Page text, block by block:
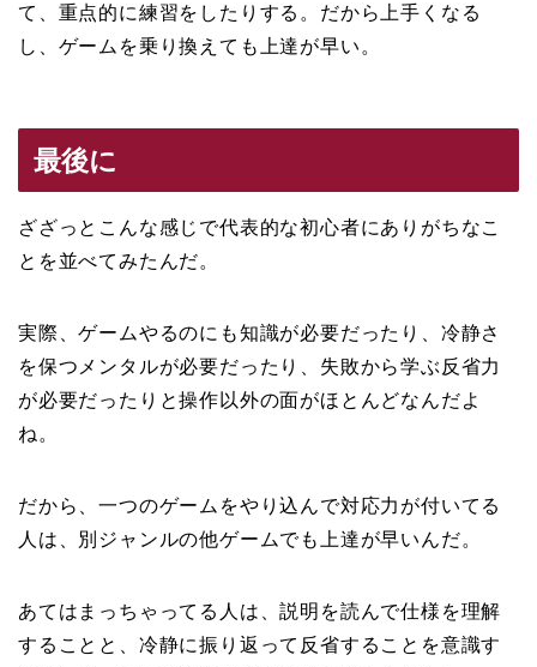
て、重点的に練習をしたりする。だから上手くなる
し、ゲームを乗り換えても上達が早い。
最後に
ざざっとこんな感じで代表的な初心者にありがちなこ
とを並べてみたんだ。
実際、ゲームやるのにも知識が必要だったり、冷静さ
を保つメンタルが必要だったり、失敗から学ぶ反省力
が必要だったりと操作以外の面がほとんどなんだよ
ね。
だから、一つのゲームをやり込んで対応力が付いてる
人は、別ジャンルの他ゲームでも上達が早いんだ。
あてはまっちゃってる人は、説明を読んで仕様を理解
することと、冷静に振り返って反省することを意識す